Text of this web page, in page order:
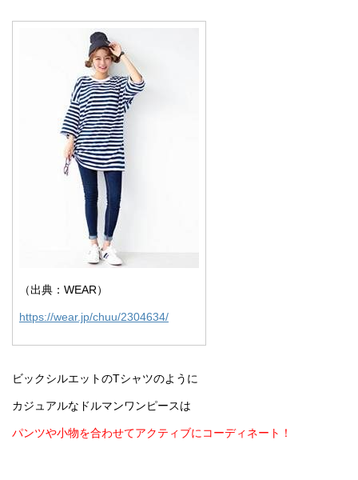
（出典：WEAR）
https://wear.jp/chuu/2304634/
ビックシルエットのTシャツのように
カジュアルなドルマンワンピースは
パンツや小物を合わせてアクティブにコーディネート！